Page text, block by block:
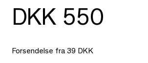
DKK 550
Forsendelse fra 39 DKK